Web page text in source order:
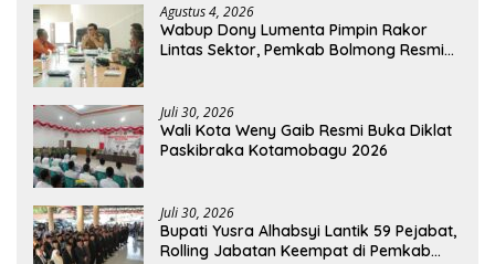
Agustus 4, 2026
Wabup Dony Lumenta Pimpin Rakor
Lintas Sektor, Pemkab Bolmong Resmi
Juli 30, 2026
Wali Kota Weny Gaib Resmi Buka Diklat
Paskibraka Kotamobagu 2026
Juli 30, 2026
Bupati Yusra Alhabsyi Lantik 59 Pejabat,
Rolling Jabatan Keempat di Pemkab